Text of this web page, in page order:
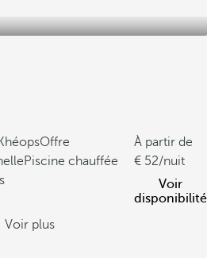
Offre
Piscine chauffée
À partir de
52/nuit
Voir
disponibilité
Voir plus